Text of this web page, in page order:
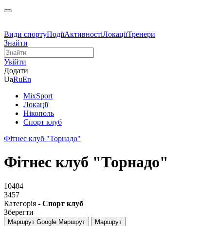
Види спортуПодіїАктивностіЛокаціїТренери
Знайти
Увійти
Додати
UaRuEn
MixSport
Локації
Нікополь
Спорт клуб
Фітнес клуб "Торнадо"
Фітнес клуб "Торнадо"
10404
3457
Категорія - Спорт клуб
Зберегти
Маршрут Google Маршрут Маршрут